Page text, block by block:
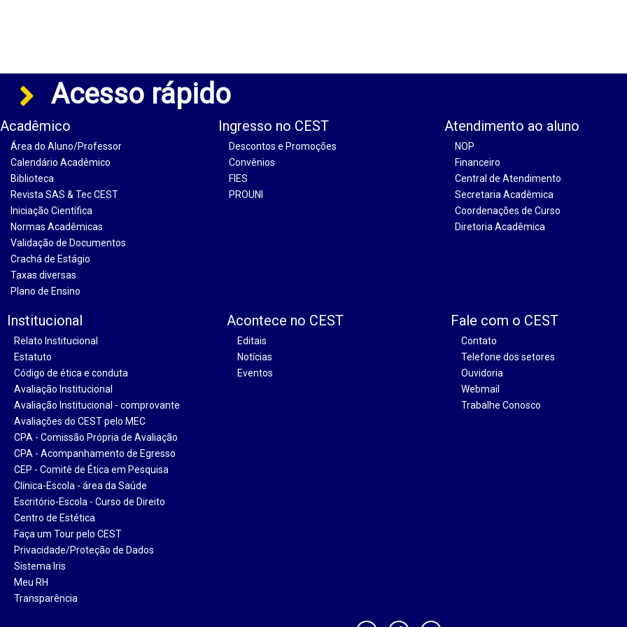
Acesso rápido
Acadêmico
Área do Aluno/Professor
Calendário Acadêmico
Biblioteca
Revista SAS & Tec CEST
Iniciação Científica
Normas Acadêmicas
Validação de Documentos
Crachá de Estágio
Taxas diversas
Plano de Ensino
Ingresso no CEST
Descontos e Promoções
Convênios
FIES
PROUNI
Atendimento ao aluno
NOP
Financeiro
Central de Atendimento
Secretaria Acadêmica
Coordenações de Curso
Diretoria Acadêmica
Institucional
Relato Institucional
Estatuto
Código de ética e conduta
Avaliação Institucional
Avaliação Institucional - comprovante
Avaliações do CEST pelo MEC
CPA - Comissão Própria de Avaliação
CPA - Acompanhamento de Egresso
CEP - Comitê de Ética em Pesquisa
Clínica-Escola - área da Saúde
Escritório-Escola - Curso de Direito
Centro de Estética
Faça um Tour pelo CEST
Privacidade/Proteção de Dados
Sistema Iris
Meu RH
Transparência
Acontece no CEST
Editais
Notícias
Eventos
Fale com o CEST
Contato
Telefone dos setores
Ouvidoria
Webmail
Trabalhe Conosco